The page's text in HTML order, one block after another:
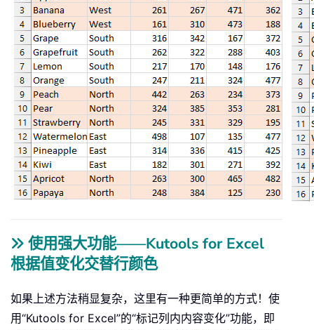
使用强大功能——Kutools for Excel
根据值变化交替行颜色
如果上述方法稍显复杂，这里有一种更简单的方式！使
用“Kutools for Excel”的“标记列内内容变化”功能，即